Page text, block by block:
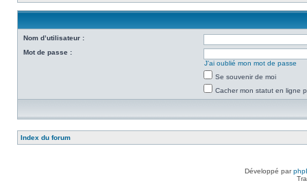
Nom d’utilisateur :
Mot de passe :
J’ai oublié mon mot de passe
Se souvenir de moi
Cacher mon statut en ligne
Index du forum
Développé par